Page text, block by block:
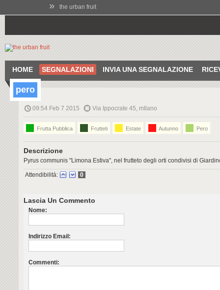
» the urban fruit
HOME SEGNALAZIONI INVIA UNA SEGNALAZIONE
pero
09:54 Feb 7 2015 Via Ippocrate 45, mIlano
Frutta Pubblica Frutteti Estate Autunno Pero
Descrizione
Pyrus communis "Limona Estiva", nel frutteto degli orti condivisi di
Attendibilità: 0
Lascia Un Commento
Nome:
Indirizzo Email:
Commenti: